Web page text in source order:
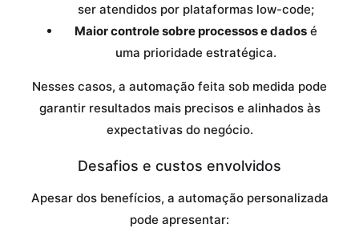
ser atendidos por plataformas low-code;
Maior controle sobre processos e dadosé
uma prioridade estratégica.
Nesses casos, a automação feita sob medida pode
garantir resultados mais precisos e alinhados às
expectativas do negócio.
Desafios e custos envolvidos
Apesar dos benefícios, a automação personalizada
pode apresentar: